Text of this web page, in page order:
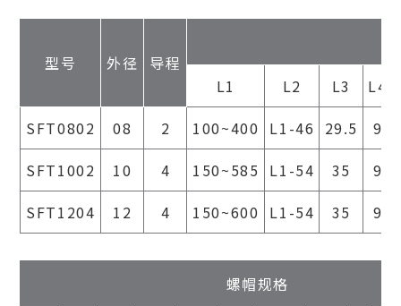
型号 外径
导程
L1
L2 L3 L4
SFT0802
08 2 100~400 L1-46 29.5 9
SFT1002
10 4 150~585 L1-54 35 9
SFT1204
12 4 150~600 L1-54 35 9
螺帽规格